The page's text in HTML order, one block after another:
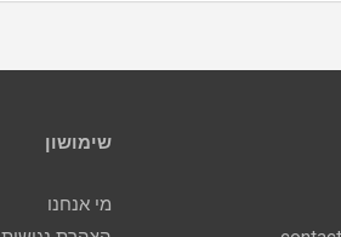
שימושון
מי אנחנו